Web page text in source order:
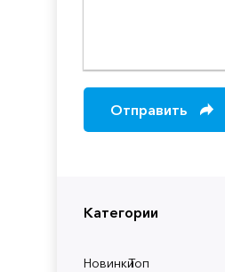
Категории
НовинкиТоп
Отправить